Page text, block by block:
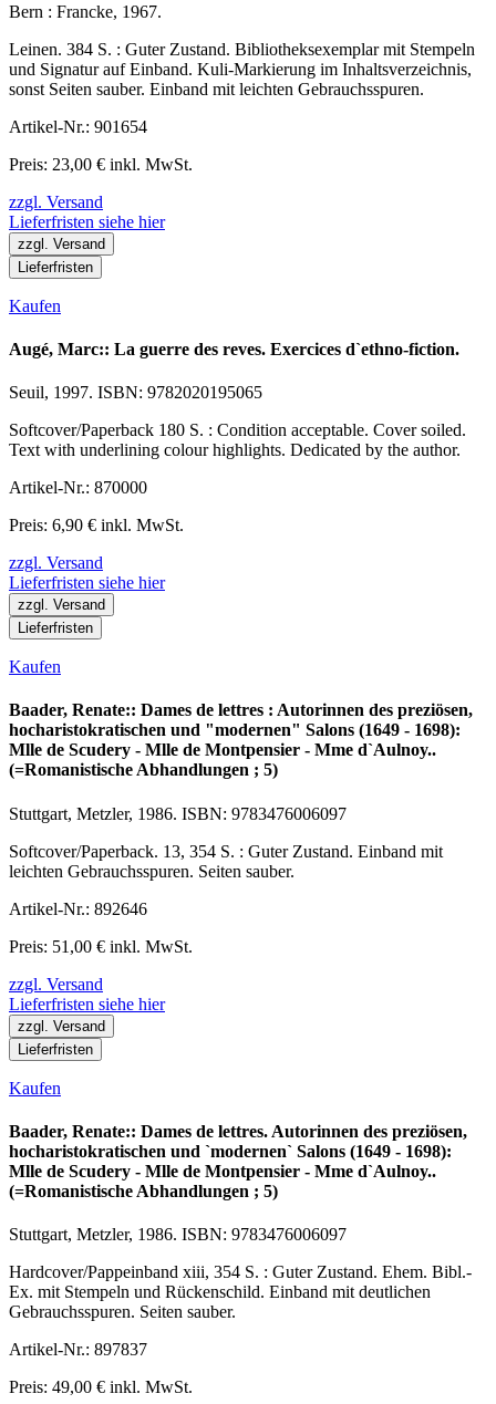
Bern : Francke, 1967.
Leinen. 384 S. : Guter Zustand. Bibliotheksexemplar mit Stempeln
und Signatur auf Einband. Kuli-Markierung im Inhaltsverzeichnis,
sonst Seiten sauber. Einband mit leichten Gebrauchsspuren.
Artikel-Nr.: 901654
Preis: 23,00 € inkl. MwSt.
zzgl. Versand
Lieferfristen siehe hier
zzgl. Versand
Lieferfristen
Kaufen
Augé, Marc:: La guerre des reves. Exercices d`ethno-fiction.
Seuil, 1997. ISBN: 9782020195065
Softcover/Paperback 180 S. : Condition acceptable. Cover soiled.
Text with underlining colour highlights. Dedicated by the author.
Artikel-Nr.: 870000
Preis: 6,90 € inkl. MwSt.
zzgl. Versand
Lieferfristen siehe hier
zzgl. Versand
Lieferfristen
Kaufen
Baader, Renate:: Dames de lettres : Autorinnen des preziösen,
hocharistokratischen und "modernen" Salons (1649 - 1698):
Mlle de Scudery - Mlle de Montpensier - Mme d`Aulnoy..
(=Romanistische Abhandlungen ; 5)
Stuttgart, Metzler, 1986. ISBN: 9783476006097
Softcover/Paperback. 13, 354 S. : Guter Zustand. Einband mit
leichten Gebrauchsspuren. Seiten sauber.
Artikel-Nr.: 892646
Preis: 51,00 € inkl. MwSt.
zzgl. Versand
Lieferfristen siehe hier
zzgl. Versand
Lieferfristen
Kaufen
Baader, Renate:: Dames de lettres. Autorinnen des preziösen,
hocharistokratischen und `modernen` Salons (1649 - 1698):
Mlle de Scudery - Mlle de Montpensier - Mme d`Aulnoy..
(=Romanistische Abhandlungen ; 5)
Stuttgart, Metzler, 1986. ISBN: 9783476006097
Hardcover/Pappeinband xiii, 354 S. : Guter Zustand. Ehem. Bibl.-
Ex. mit Stempeln und Rückenschild. Einband mit deutlichen
Gebrauchsspuren. Seiten sauber.
Artikel-Nr.: 897837
Preis: 49,00 € inkl. MwSt.